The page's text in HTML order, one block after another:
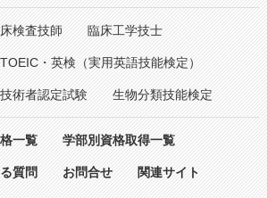
検査技師 臨床工学技士
TOEIC・英検（実用英語技能検定）
術者認定試験 生物分類技能検定
一覧 学部別資格取得一覧
質問 お問合せ 関連サイト